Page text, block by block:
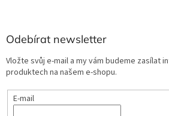
Odebírat newsletter
Vložte svůj e-mail a my vám budeme zasílat
produktech na našem e-shopu.
E-mail